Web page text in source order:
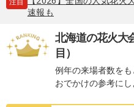
速報も
北海道の花火大
目）
例年の来場者数を
おでかけの参考にし